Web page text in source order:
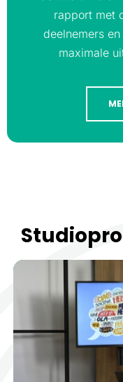
rapport met
deelnemers
maximale